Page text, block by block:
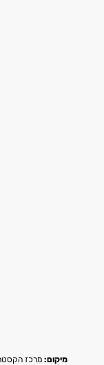
מיקום: מרכז הקסטרא